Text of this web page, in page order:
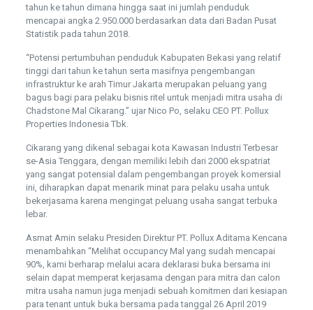
tahun ke tahun dimana hingga saat ini jumlah penduduk
mencapai angka 2.950.000 berdasarkan data dari Badan Pusat
Statistik pada tahun 2018.
“Potensi pertumbuhan penduduk Kabupaten Bekasi yang relatif
tinggi dari tahun ke tahun serta masifnya pengembangan
infrastruktur ke arah Timur Jakarta merupakan peluang yang
bagus bagi para pelaku bisnis ritel untuk menjadi mitra usaha di
Chadstone Mal Cikarang.” ujar Nico Po, selaku CEO PT. Pollux
Properties Indonesia Tbk.
Cikarang yang dikenal sebagai kota Kawasan Industri Terbesar
se-Asia Tenggara, dengan memiliki lebih dari 2000 ekspatriat
yang sangat potensial dalam pengembangan proyek komersial
ini, diharapkan dapat menarik minat para pelaku usaha untuk
bekerjasama karena mengingat peluang usaha sangat terbuka
lebar.
Asmat Amin selaku Presiden Direktur PT. Pollux Aditama Kencana
menambahkan “Melihat occupancy Mal yang sudah mencapai
90%, kami berharap melalui acara deklarasi buka bersama ini
selain dapat memperat kerjasama dengan para mitra dan calon
mitra usaha namun juga menjadi sebuah komitmen dari kesiapan
para tenant untuk buka bersama pada tanggal 26 April 2019